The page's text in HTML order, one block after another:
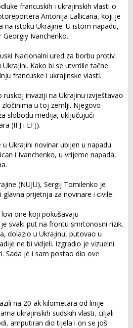
francuskih i ukrajinskih vlasti o
Antonija Lallicana, koji je
istoku Ukrajine. U istom napadu,
Ivanchenko.
Nacionalni ured za borbu protiv
Kako bi se utvrdile tačne
francuske i ukrajinske vlasti.
invaziji na Ukrajinu izvještavao
u toj zemlji. Njegovo
slobodu medija, uključujući
(IFJ i EFJ).
Ukrajini novinar ubijen u napadu
i Ivanchenko, u vrijeme napada,
(NUJU), Sergij Tomilenko je
prijetnja za novinare i civile.
one koji pokušavaju
svaki put na frontu smrtonosni rizik.
dolazio u Ukrajinu, putovao u
ne bi vidjeli. Izgradio je vizuelni
Sada je i sam postao dio ove
na 20-ak kilometara od linije
ukrajinskih sudskih vlasti, ciljali
amputiran dio tijela i on se još